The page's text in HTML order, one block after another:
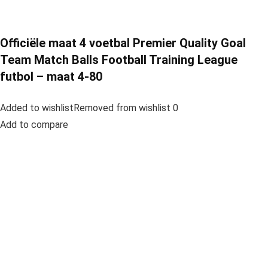
Officiële maat 4 voetbal Premier Quality Goal
Team Match Balls Football Training League
futbol – maat 4-80
Added to wishlistRemoved from wishlist 0
Add to compare